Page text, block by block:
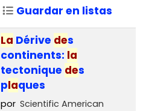
Guardar en listas
La Dérive des
continents: la
tectonique des
plaques
por Scientific American